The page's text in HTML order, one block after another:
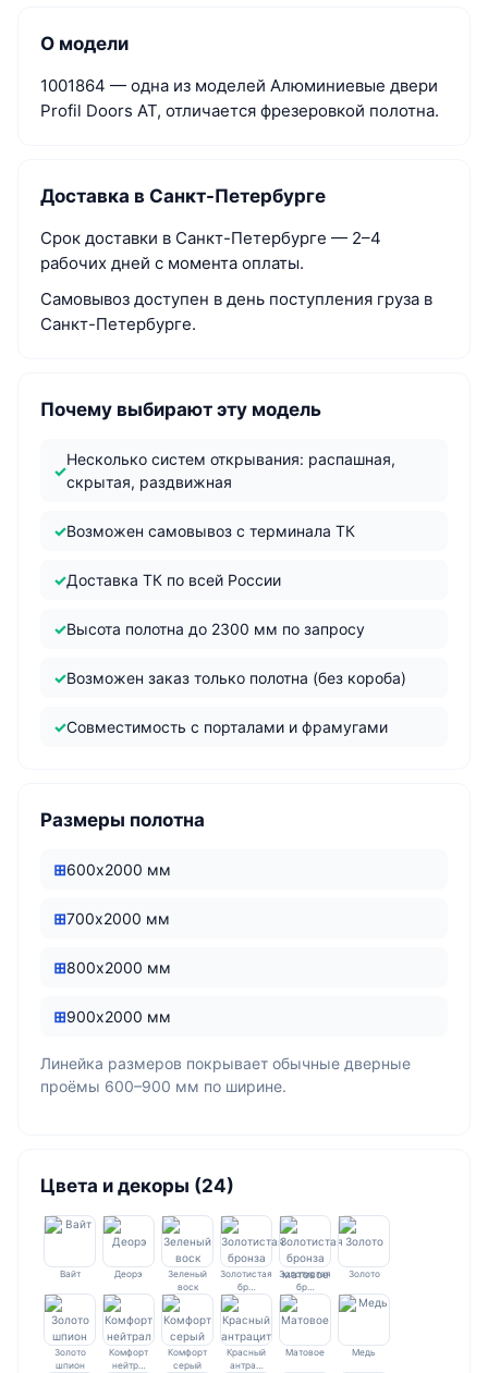
О модели
1001864 — одна из моделей Алюминиевые двери
Profil Doors AT, отличается фрезеровкой полотна.
Доставка в Санкт-Петербурге
Срок доставки в Санкт-Петербурге — 2–4
рабочих дней с момента оплаты.
Самовывоз доступен в день поступления груза в
Санкт-Петербурге.
Почему выбирают эту модель
Несколько систем открывания: распашная,
скрытая, раздвижная
Возможен самовывоз с терминала ТК
Доставка ТК по всей России
Высота полотна до 2300 мм по запросу
Возможен заказ только полотна (без короба)
Совместимость с порталами и фрамугами
Размеры полотна
600х2000 мм
700х2000 мм
800х2000 мм
900х2000 мм
Линейка размеров покрывает обычные дверные
проёмы 600–900 мм по ширине.
Цвета и декоры (24)
Вайт Деорэ
Зеленый
воск
Золотистая
бр…
Золотистая
бр…
Золото
Золото
шпион
Комфорт
нейтр…
Комфорт
серый
Красный
антра…
Матовое Медь